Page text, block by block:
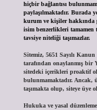
hiçbir bağlantısı
paylaşılmaktadır. Burada
kurum ve kişiler hakkında
isim benzerlikleri
tavsiye niteliği taşımazlar.
Sitemiz, 5651 Sayılı
tarafından onaylanmış bir
sitedeki içerikleri proaktif
bulunmamaktadır. Ancak,
taşımakta olup, siteye üye
Hukuka ve yasal